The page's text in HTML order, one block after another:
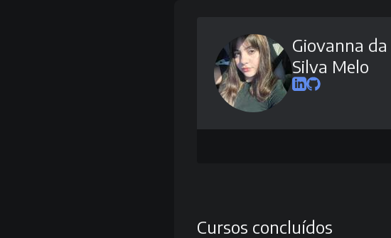
Giovanna da
Silva Melo
Cursos concluídos